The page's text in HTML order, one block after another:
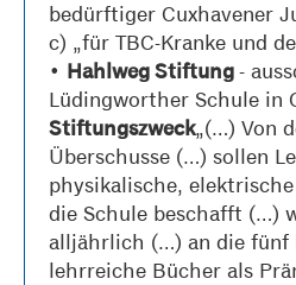
bedürftiger Cuxhavener
c) „für TBC-Kranke und
• Hahlweg Stiftung -
Lüdingworther Schule in
Stiftungszweck„(…) Von
Überschusse (…) sollen
physikalische,
die Schule beschafft (…)
alljährlich (…) an die fünf
lehrreiche Bücher als